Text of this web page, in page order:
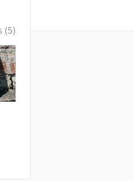
(5)